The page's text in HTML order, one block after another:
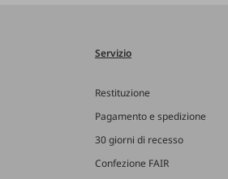
Servizio
Restituzione
Pagamento e spedizione
30 giorni di recesso
Confezione FAIR